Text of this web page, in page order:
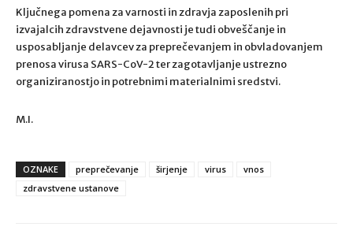
Ključnega pomena za varnosti in zdravja zaposlenih pri
izvajalcih zdravstvene dejavnosti je tudi obveščanje in
usposabljanje delavcev za preprečevanjem in obvladovanjem
prenosa virusa SARS-CoV-2 ter zagotavljanje ustrezno
organiziranostjo in potrebnimi materialnimi sredstvi.
M.I.
OZNAKE preprečevanje širjenje virus
vnos
zdravstvene ustanove